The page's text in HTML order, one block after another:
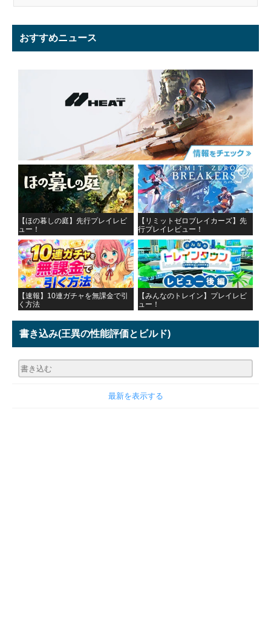
おすすめニュース
【ほの暮しの庭】先行プレイレビ
ュー！
【リミットゼロブレイカーズ】先
行プレイレビュー！
【速報】10連ガチャを無課金で引
く方法
【みんなのトレイン】プレイレビ
ュー！
書き込み(王異の性能評価とビルド)
最新を表示する